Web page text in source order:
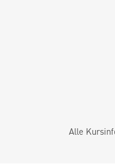
Alle